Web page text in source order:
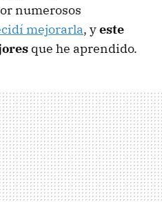
numerosos
mejorarla, yeste
que he aprendido.